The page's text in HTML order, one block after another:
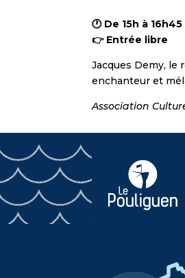
🕐 De 15h à 16h45
👉 Entrée libre
Jacques Demy, le
enchanteur et
Association